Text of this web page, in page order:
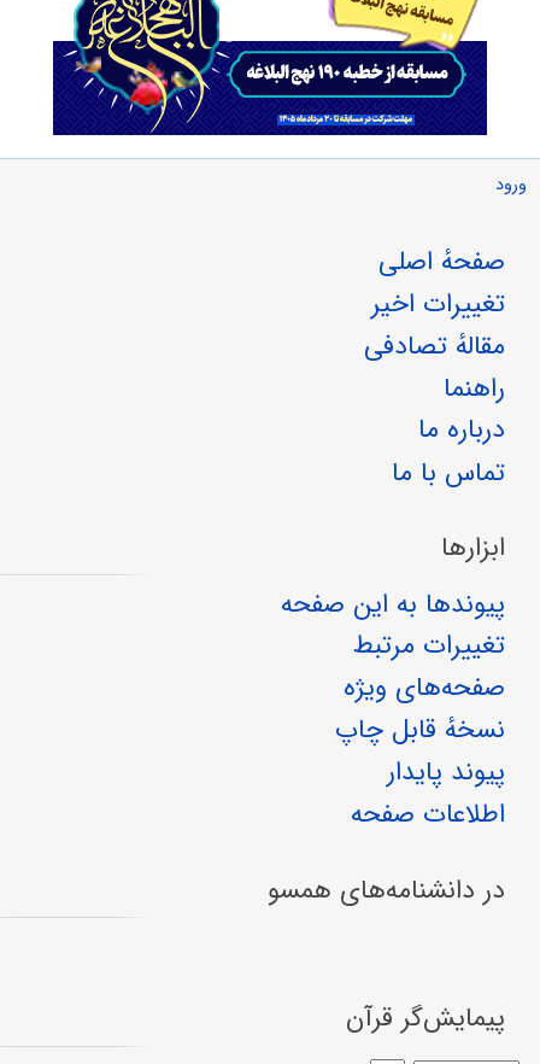
ورود
صفحهٔ اصلی
تغییرات اخیر
مقالهٔ تصادفی
راهنما
درباره ما
تماس با ما
ابزارها
پیوندها به این صفحه
تغییرات مرتبط
صفحه‌های ویژه
نسخهٔ قابل چاپ
پیوند پایدار
اطلاعات صفحه
در دانشنامه‌های همسو
پیمایش‌گر قرآن